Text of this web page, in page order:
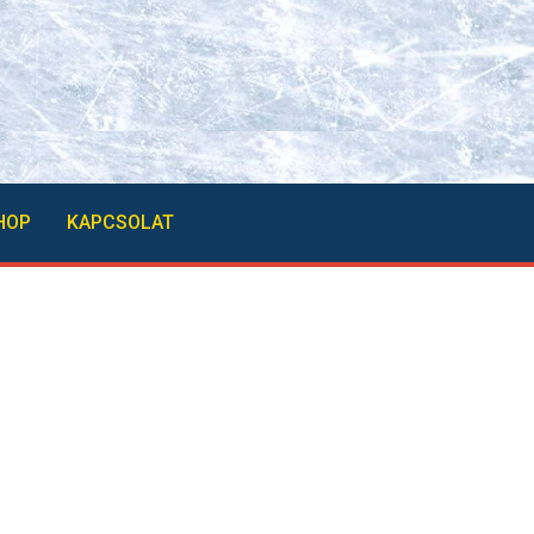
KAPCSOLAT